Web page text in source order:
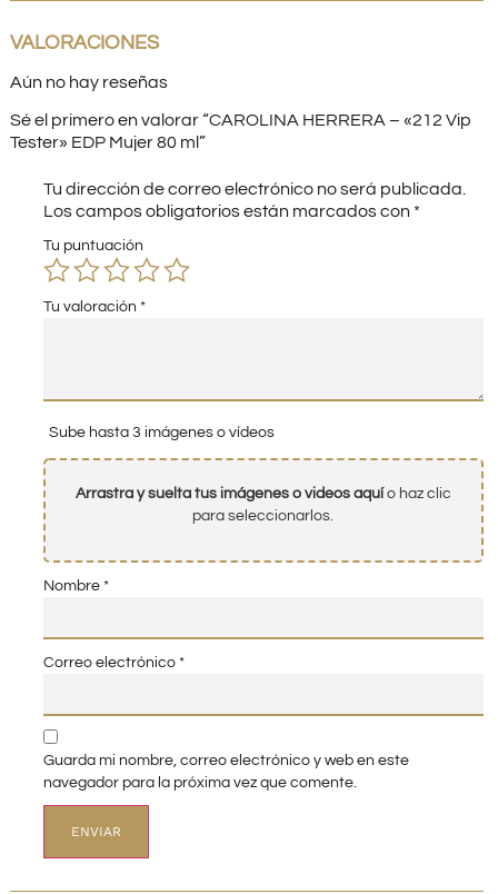
VALORACIONES
Aún no hay reseñas
Sé el primero en valorar “CAROLINA HERRERA – «212 Vip
Tester» EDP Mujer 80 ml”
Tu dirección de correo electrónico no será publicada.
Los campos obligatorios están marcados con *
Tu puntuación
Tu valoración *
Sube hasta 3 imágenes o vídeos
Arrastra y suelta tus imágenes o videos aquío haz clic
para seleccionarlos.
Nombre *
Correo electrónico *
Guarda mi nombre, correo electrónico y web en este
navegador para la próxima vez que comente.